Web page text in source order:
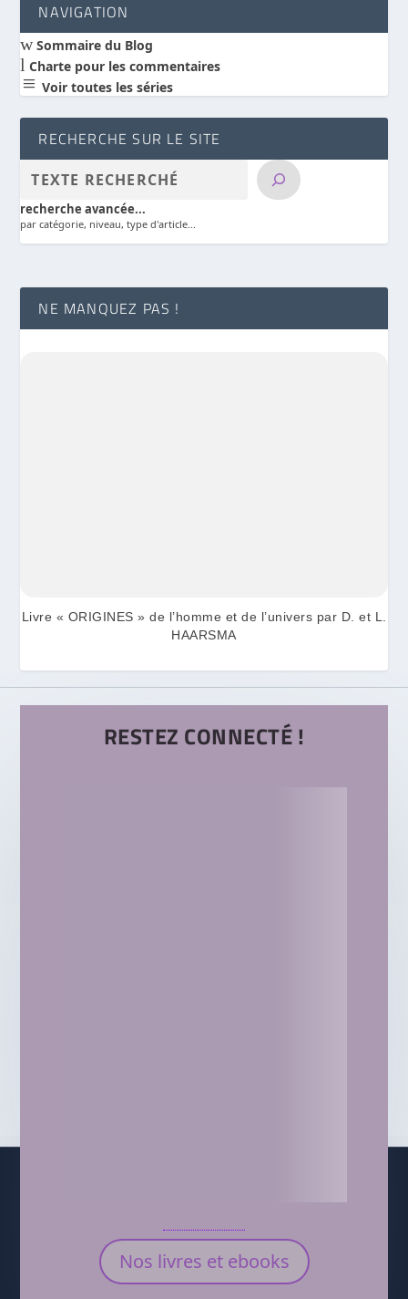
NAVIGATION
wSommaire du Blog
l Charte pour les commentaires
a Voir toutes les séries
RECHERCHE SUR LE SITE
recherche avancée...
par catégorie, niveau, type d'article...
NE MANQUEZ PAS !
Livre « ORIGINES » de l’homme et de l’univers par D. et L.
HAARSMA
RESTEZ CONNECTÉ !
Nos livres et ebooks